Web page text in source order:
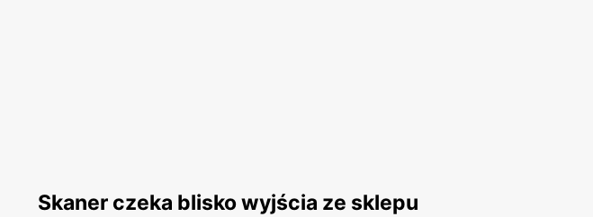
Skaner czeka blisko wyjścia ze sklepu